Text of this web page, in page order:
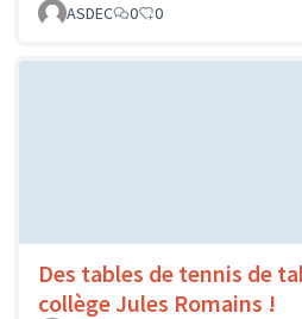
ASDEC 0 0
Des tables de tennis de
collège Jules Romains !